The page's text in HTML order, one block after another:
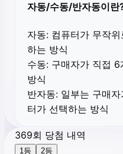
자동/수동/반자동이란
자동: 컴퓨터가 무작
하는 방식
수동: 구매자가 직접
방식
반자동: 일부는 구매
터가 선택하는 방식
369회 당첨 내역
1등 2등